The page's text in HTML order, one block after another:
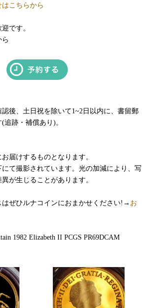
こちらから
です。
後、土日祝を除いて1~2日以内に、書留郵
追跡・補償あり)。
届けするものとなります。
にて撮影されています。光の加減により、写
が生じることがあります。
はぜひルナコインにおまかせください!→ お
1982 Elizabeth II PCGS PR69DCAM